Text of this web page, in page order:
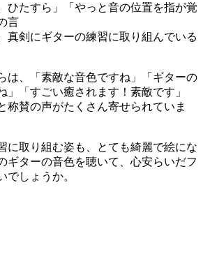
ひたすら」「やっと音の位置を指が覚
言
真剣にギターの練習に取り組んでいる
は、「素敵な音色ですね」「ギターの
」「すごい癒されます！素敵です」
称賛の声がたくさん寄せられていま
に取り組む姿も、とても綺麗で絵にな
ギターの音色を聴いて、心安らいだフ
でしょうか。